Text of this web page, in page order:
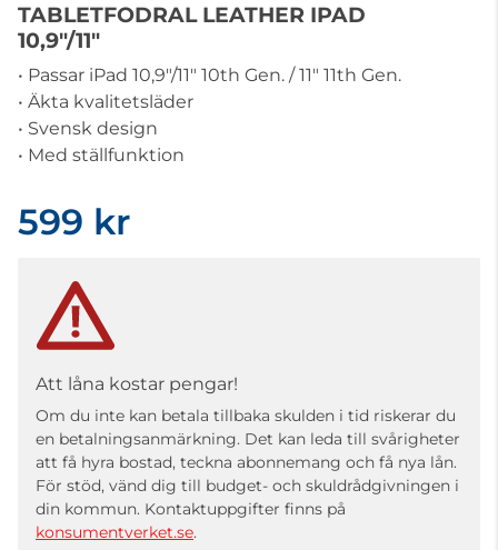
TABLETFODRAL LEATHER IPAD
10,9"/11"
• Passar iPad 10,9"/11" 10th Gen. / 11" 11th Gen.
• Äkta kvalitetsläder
• Svensk design
• Med ställfunktion
599 kr
Att låna kostar pengar!
Om du inte kan betala tillbaka skulden i tid riskerar du
en betalningsanmärkning. Det kan leda till svårigheter
att få hyra bostad, teckna abonnemang och få nya lån.
För stöd, vänd dig till budget- och skuldrådgivningen i
din kommun. Kontaktuppgifter finns på
konsumentverket.se.